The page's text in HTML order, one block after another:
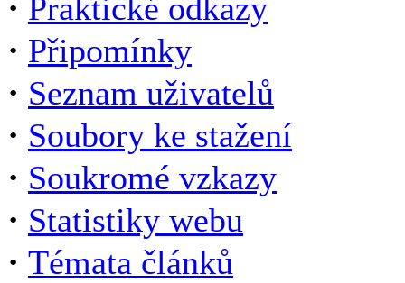
Praktické odkazy
· Připomínky
· Seznam uživatelů
· Soubory ke stažení
· Soukromé vzkazy
· Statistiky webu
· Témata článků